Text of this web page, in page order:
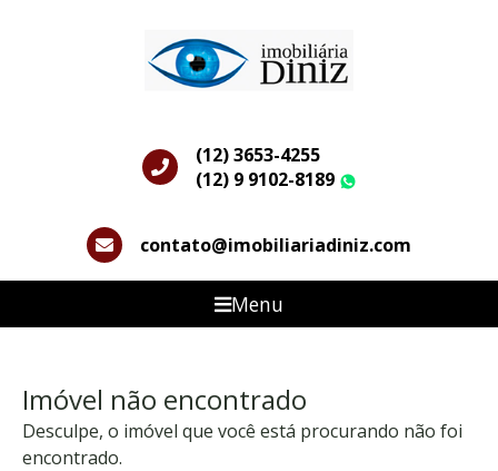
(12) 3653-4255
(12) 9 9102-8189
contato@imobiliariadiniz.com
Menu
Imóvel não encontrado
Desculpe, o imóvel que você está procurando não foi
encontrado.